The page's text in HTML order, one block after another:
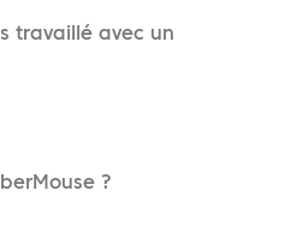
travaillé avec un
?